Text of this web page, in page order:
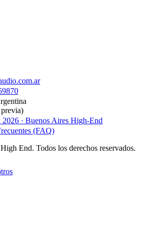
· Buenos Aires High-End
(FAQ)
End. Todos los derechos reservados.